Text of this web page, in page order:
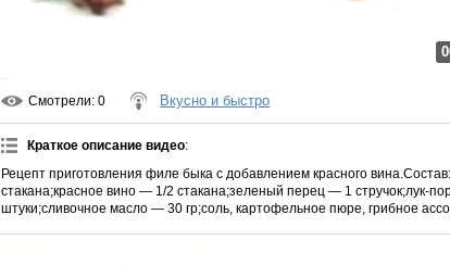
Смотрели: 0 Вкусно и быстро
Краткое описание видео:
Рецепт приготовления филе быка с добавлением красного
стакана;красное вино — 1/2 стакана;зеленый перец — 1 стручок;лук-
штуки;сливочное масло — 30 гр;соль, картофельное пюре, грибное